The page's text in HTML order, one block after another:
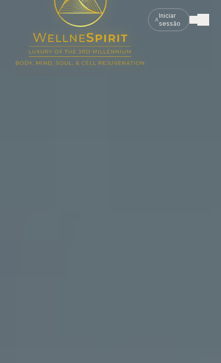
Iniciar
sessão